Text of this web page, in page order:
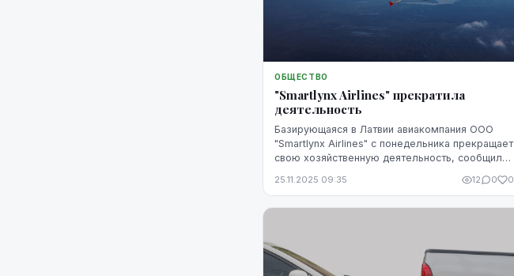
ОБЩЕСТВО
"Smartlynx Airlines" прекратила
деятельность
Базирующаяся в Латвии авиакомпания ООО
"Smartlynx Airlines" с понедельника прекращает
свою хозяйственную деятельность, сообщили
25.11.2025 09:35 12 0 0